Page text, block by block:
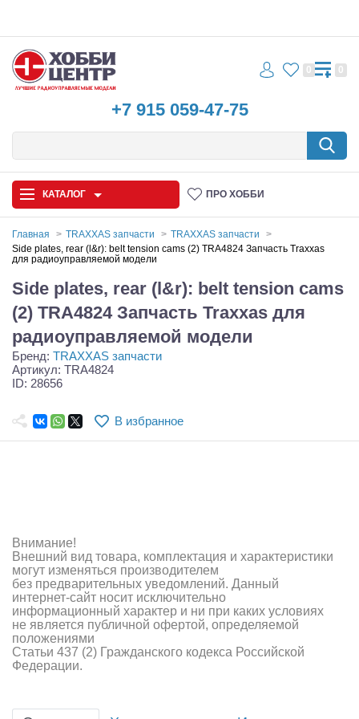
+7 915 059-47-75
0 0
КАТАЛОГ ПРО ХОББИ
Автомодели
Запчасти и аксессуары
Игрушки
Самолеты
Судомодели
Зарядные устройства и блоки питания
Двигатели
Технические жидкости
Инструмент,измерительные приборы,расходники
Главная TRAXXAS запчасти
TRAXXAS запчасти
Side plates, rear (l&r): belt tension cams (2) TRA4824 Запчасть Traxxas
для радиоуправляемой модели
Side plates, rear (l&r): belt tension cams
(2) TRA4824 Запчасть Traxxas для
радиоуправляемой модели
Бренд: TRAXXAS запчасти
Артикул: TRA4824
ID: 28656
В избранное
Внимание!
Внешний вид товара, комплектация и характеристики
могут изменяться производителем
без предварительных уведомлений. Данный
интернет-сайт носит исключительно
информационный характер и ни при каких условиях
не является публичной офертой, определяемой
положениями
Статьи 437 (2) Гражданского кодекса Российской
Федерации.